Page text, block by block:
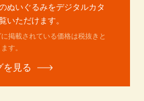
ぬいぐるみをデジタルカタ
いただけます。
掲載されている価格は税抜きと
す。
を見る